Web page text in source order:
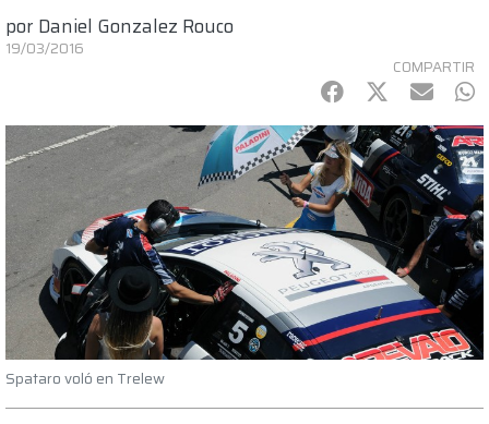
por Daniel Gonzalez Rouco
19/03/2016
COMPARTIR
Facebook
Twitter
mail
Spataro voló en Trelew